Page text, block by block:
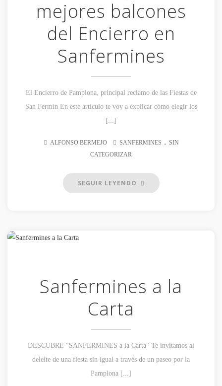
mejores balcones
del Encierro en
Sanfermines
El Encierro de Pamplona, principal reclamo de las Fiestas de
San Fermín En este artículo te voy a explicar cómo elegir los
[...]
ALFONSO BERMEJO SANFERMINES . SIN
CATEGORIZAR
SEGUIR LEYENDO
Sanfermines a la
Carta
DESCUBRE “SANFERMINES a la Carta" Te invitamos al
deleite de una fiesta sin igual a través de un paseo por la
Pamplona [...]